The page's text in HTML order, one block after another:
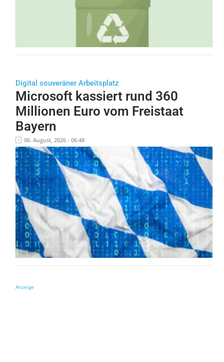
Digital souveräner Arbeitsplatz
Microsoft kassiert rund 360
Millionen Euro vom Freistaat
Bayern
06. August, 2026 - 06:48
Anzeige